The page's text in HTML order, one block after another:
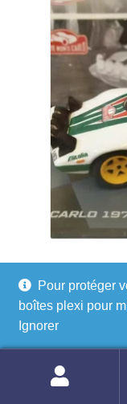
Pour protéger
boîtes plexi pour
Ignorer
Recherche
Recherche